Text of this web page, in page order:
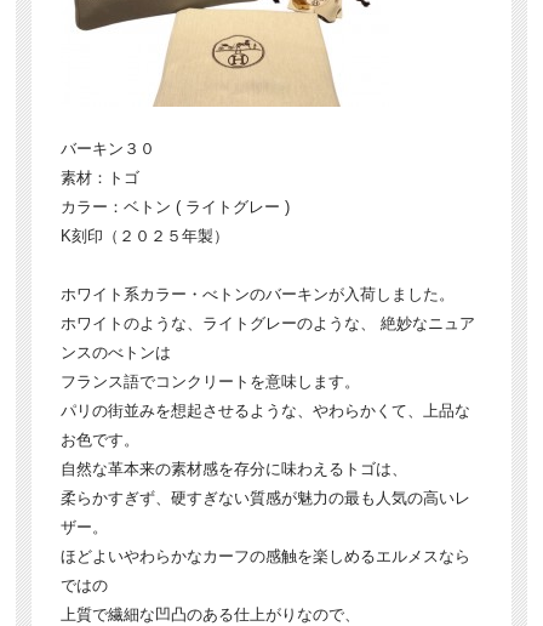
バーキン３０
素材：トゴ
カラー：ベトン ( ライトグレー )
K刻印（２０２５年製）
ホワイト系カラー・べトンのバーキンが入荷しました。
ホワイトのような、ライトグレーのような、 絶妙なニュア
ンスのべトンは
フランス語でコンクリートを意味します。
パリの街並みを想起させるような、やわらかくて、上品な
お色です。
自然な革本来の素材感を存分に味わえるトゴは、
柔らかすぎず、硬すぎない質感が魅力の最も人気の高いレ
ザー。
ほどよいやわらかなカーフの感触を楽しめるエルメスなら
ではの
上質で繊細な凹凸のある仕上がりなので、